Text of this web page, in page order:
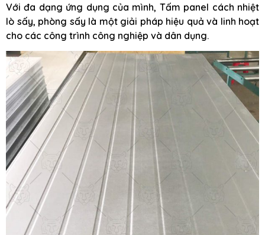
Với đa dạng ứng dụng của mình, Tấm panel cách nhiệt
lò sấy, phòng sấy là một giải pháp hiệu quả và linh hoạt
cho các công trình công nghiệp và dân dụng.